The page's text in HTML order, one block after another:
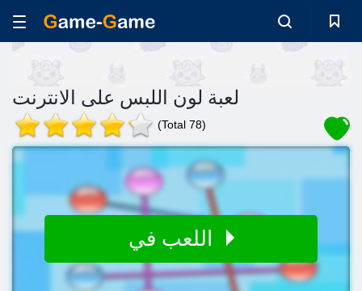
لعبة لون اللبس على الانترنت
(Total 78)